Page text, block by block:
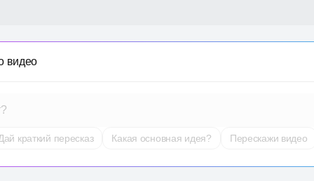
видео
краткий пересказ Какая основная идея? Перескажи видео